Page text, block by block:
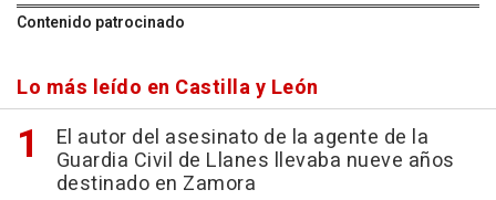
Contenido patrocinado
Lo más leído en Castilla y León
El autor del asesinato de la agente de la
Guardia Civil de Llanes llevaba nueve años
destinado en Zamora